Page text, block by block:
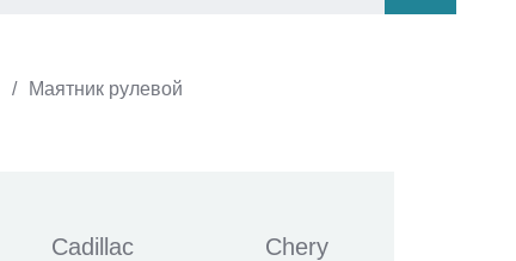
/ Маятник рулевой
Cadillac Chery